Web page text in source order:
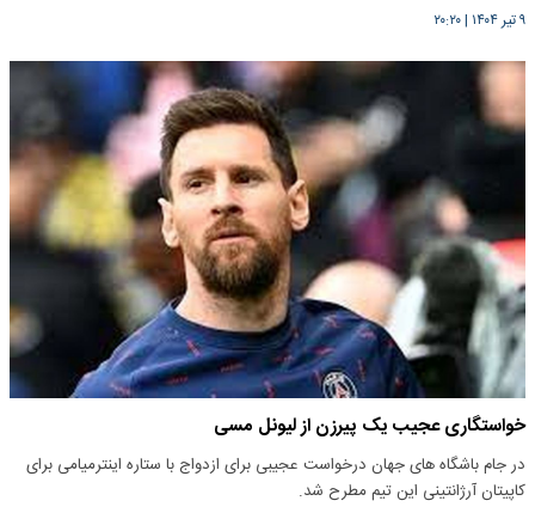
۹ تیر ۱۴۰۴ |۲۰:۲۰
خواستگاری عجیب یک پیرزن از لیونل مسی
در جام باشگاه های جهان درخواست عجیبی برای ازدواج با ستاره اینترمیامی برای
کاپیتان آرژانتینی این تیم مطرح شد.